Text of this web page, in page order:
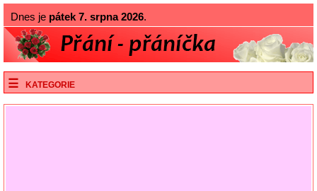
Dnes je pátek 7. srpna 2026.
KATEGORIE